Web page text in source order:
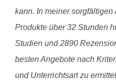
kann. In meiner
Produkte über 32 Stunden
Studien und 2890
besten Angebote nach
und Unterrichtsart zu